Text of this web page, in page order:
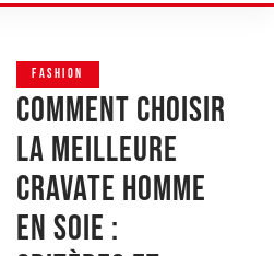
FASHION
Comment choisir
la meilleure
cravate homme
en soie :